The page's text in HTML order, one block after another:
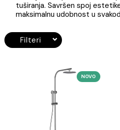
Baterije sa usponskim
tuširanja. Savršen spoj